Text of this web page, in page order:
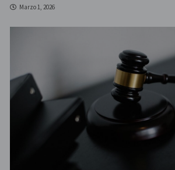
Marzo 1, 2026